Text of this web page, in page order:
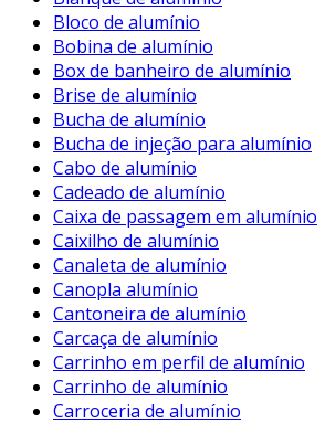
Além dos benefícios mencionados, é
seguir algumas etapas para garantir
reforma seja realizada corretamente.
Etapas para a Reforma de um
Alumínio
Reformar um baú de alumínio é um
que pode ser realizado em várias
Abaixo, apresentamos um guia prático
pode ser seguido:
1. Avaliação Inicial
Primeiramente, inspecione o estado
Verifique se há amassados, arranhões
Bloco de alumínio
Bobina de alumínio
Box de banheiro de alumínio
Brise de alumínio
Bucha de alumínio
Bucha de injeção para alumínio
Cabo de alumínio
Cadeado de alumínio
Caixa de passagem em alumínio
Caixilho de alumínio
Canaleta de alumínio
Canopla alumínio
Cantoneira de alumínio
Carcaça de alumínio
Carrinho em perfil de alumínio
Carrinho de alumínio
Carroceria de alumínio